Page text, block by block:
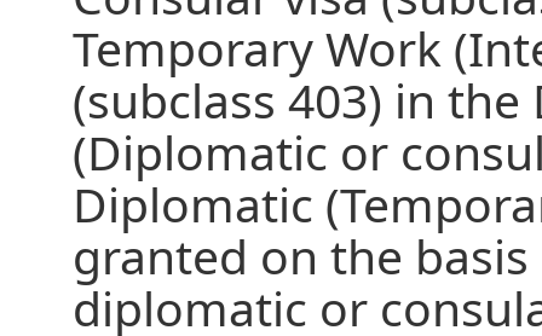
Temporary Work
(subclass 403) in
(Diplomatic or
Diplomatic
granted on the
diplomatic or